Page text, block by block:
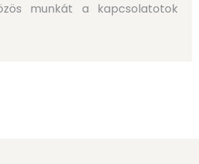
munkát a kapcsolatotok